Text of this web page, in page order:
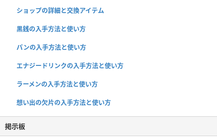
ショップの詳細と交換アイテム
黒銭の入手方法と使い方
パンの入手方法と使い方
エナジードリンクの入手方法と使い方
ラーメンの入手方法と使い方
想い出の欠片の入手方法と使い方
掲示板